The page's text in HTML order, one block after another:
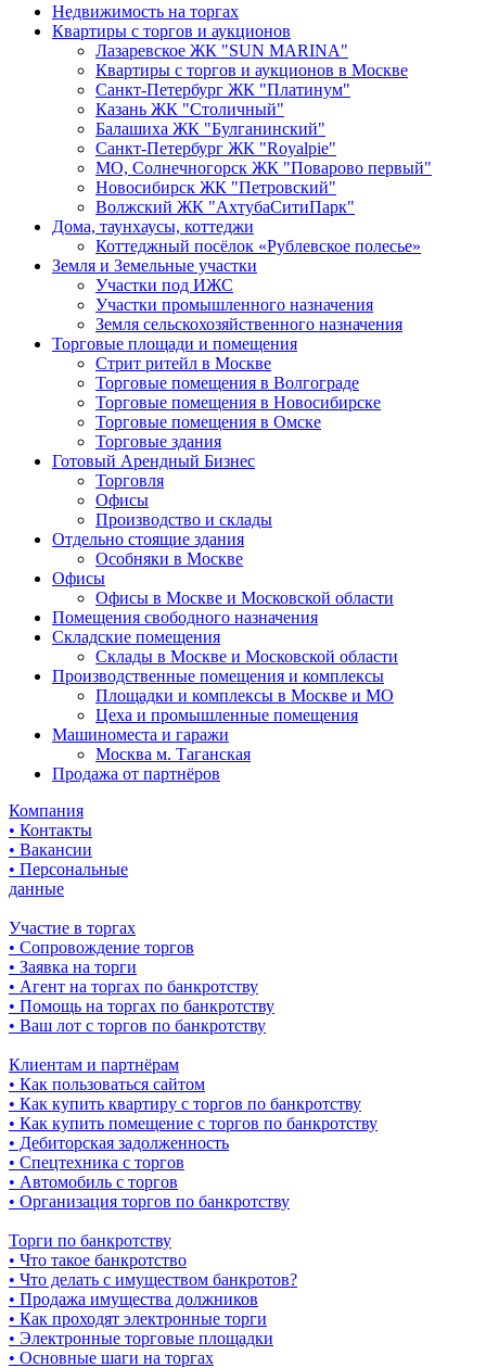
Недвижимость на торгах
Квартиры с торгов и аукционов
Лазаревское ЖК "SUN MARINA"
Квартиры с торгов и аукционов в Москве
Санкт-Петербург ЖК "Платинум"
Казань ЖК "Столичный"
Балашиха ЖК "Булганинский"
Санкт-Петербург ЖК "Royalpie"
МО, Солнечногорск ЖК "Поварово первый"
Новосибирск ЖК "Петровский"
Волжский ЖК "АхтубаСитиПарк"
Дома, таунхаусы, коттеджи
Коттеджный посёлок «Рублевское полесье»
Земля и Земельные участки
Участки под ИЖС
Участки промышленного назначения
Земля сельскохозяйственного назначения
Торговые площади и помещения
Стрит ритейл в Москве
Торговые помещения в Волгограде
Торговые помещения в Новосибирске
Торговые помещения в Омске
Торговые здания
Готовый Арендный Бизнес
Торговля
Офисы
Производство и склады
Отдельно стоящие здания
Особняки в Москве
Офисы
Офисы в Москве и Московской области
Помещения свободного назначения
Складские помещения
Склады в Москве и Московской области
Производственные помещения и комплексы
Площадки и комплексы в Москве и МО
Цеха и промышленные помещения
Машиноместа и гаражи
Москва м. Таганская
Продажа от партнёров
Компания
• Контакты
• Вакансии
• Персональные
данные
Участие в торгах
• Сопровождение торгов
• Заявка на торги
• Агент на торгах по банкротству
• Помощь на торгах по банкротству
• Ваш лот с торгов по банкротству
Клиентам и партнёрам
• Как пользоваться сайтом
• Как купить квартиру с торгов по банкротству
• Как купить помещение с торгов по банкротству
• Дебиторская задолженность
• Спецтехника с торгов
• Автомобиль с торгов
• Организация торгов по банкротству
Торги по банкротству
• Что такое банкротство
• Что делать с имуществом банкротов?
• Продажа имущества должников
• Как проходят электронные торги
• Электронные торговые площадки
• Основные шаги на торгах